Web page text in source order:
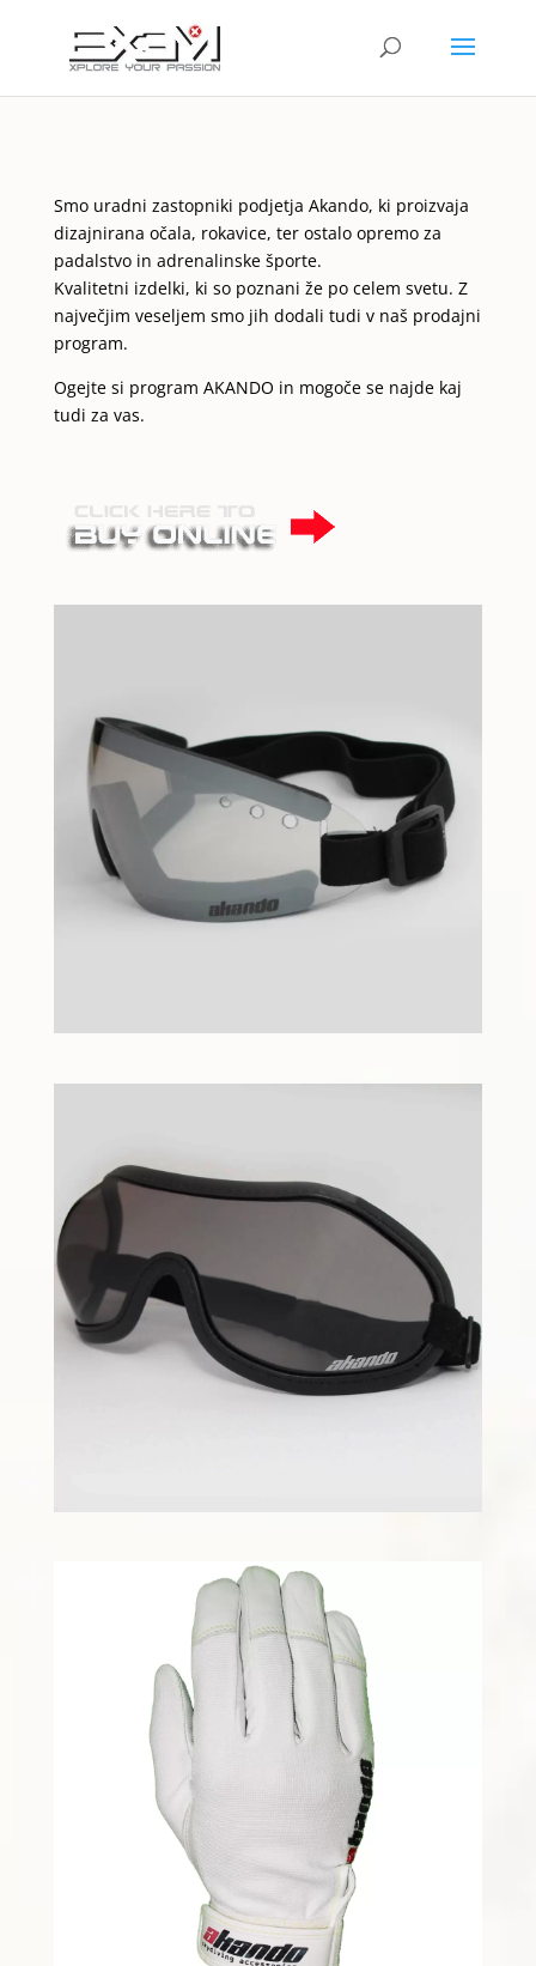
Smo uradni zastopniki podjetja Akando, ki proizvaja
dizajnirana očala, rokavice, ter ostalo opremo za
padalstvo in adrenalinske športe.
Kvalitetni izdelki, ki so poznani že po celem svetu. Z
največjim veseljem smo jih dodali tudi v naš prodajni
program.
Ogejte si program AKANDO in mogoče se najde kaj
tudi za vas.